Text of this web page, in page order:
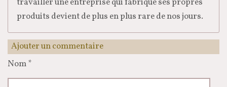
produits devient de plus en plus rare de nos jours.
Ajouter un commentaire
Nom *